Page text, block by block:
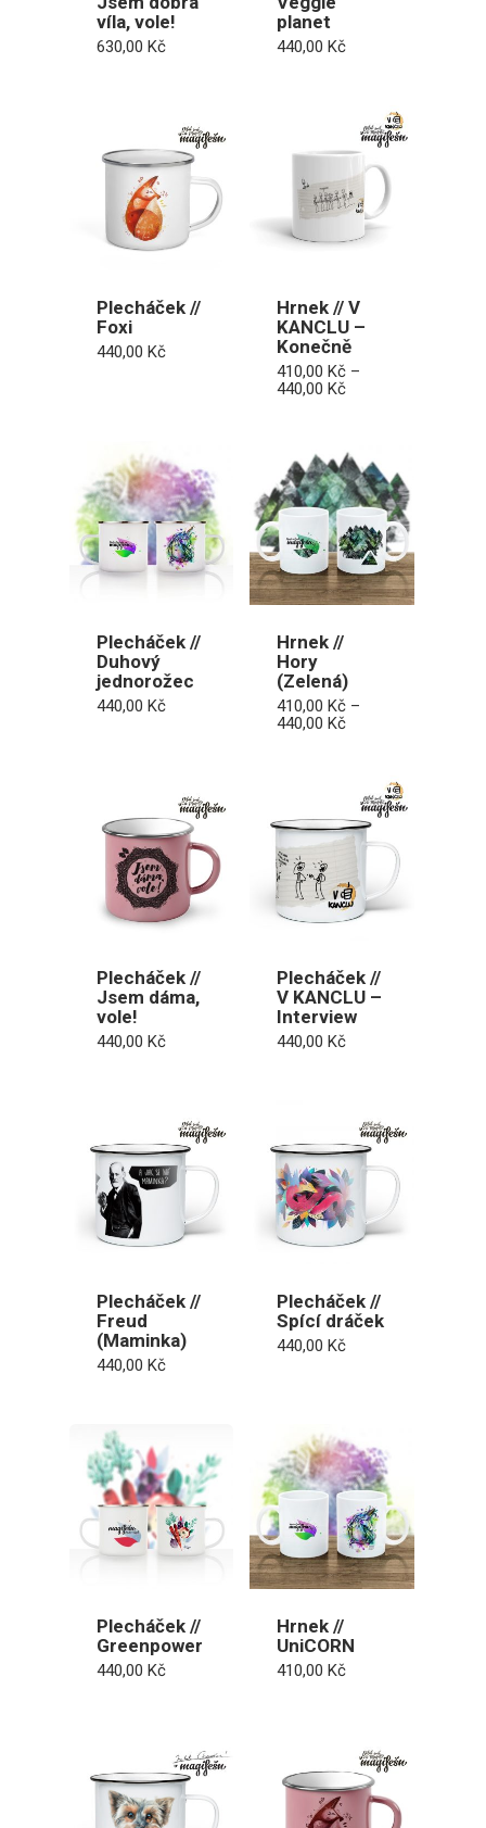
víla, vole!
630,00 Kč
planet
440,00 Kč
Plecháček //
Foxi
440,00 Kč
Hrnek // V
KANCLU –
Konečně
410,00Kč –
440,00KčRozpětí
440,00 Kč
Plecháček //
Duhový
jednorožec
440,00 Kč
Hrnek //
Hory
(Zelená)
410,00 Kč –
440,00 KčRozpětí
440,00 Kč
Plecháček //
Jsem dáma,
vole!
440,00 Kč
Plecháček //
V KANCLU –
Interview
440,00Kč
Plecháček //
Freud
(Maminka)
440,00 Kč
Plecháček //
Spící dráček
440,00 Kč
Plecháček //
Greenpower
440,00 Kč
Hrnek //
UniCORN
410,00Kč